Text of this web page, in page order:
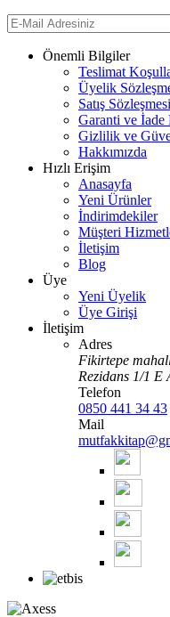
Önemli Bilgiler
Teslimat
Üyelik
Satış Sözleşmesi
Garanti ve İade
Gizlilik ve
Hakkımızda
Hızlı Erişim
Anasayfa
Yeni Ürünler
İndirimdekiler
Müşteri
İletişim
Blog
Üye
Yeni Üyelik
Üye Girişi
İletişim
Adres
Fikirtepe
Rezidans 1/1 E
Telefon
0850 441 34 43
Mail